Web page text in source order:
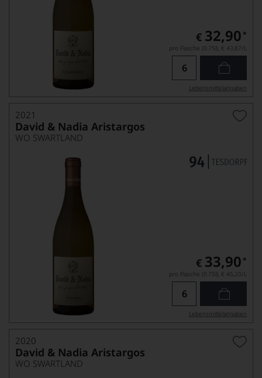
€ 32,90 *
pro Flasche (0.75l), € 43,87/L
Lebensmittel­angaben
2021
David & Nadia Aristargos
WO SWARTLAND
€ 33,90 *
pro Flasche (0.75l), € 45,20/L
Lebensmittel­angaben
2020
David & Nadia Aristargos
WO SWARTLAND